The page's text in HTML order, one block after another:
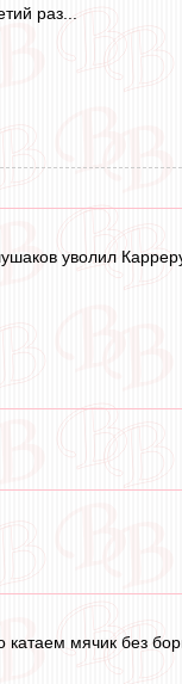
раз...
уволил
мячик без